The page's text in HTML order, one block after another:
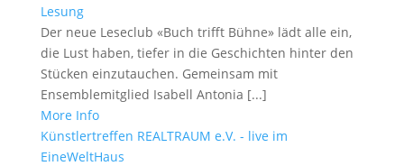
Lesung
Der neue Leseclub «Buch trifft Bühne» lädt alle ein,
die Lust haben, tiefer in die Geschichten hinter den
Stücken einzutauchen. Gemeinsam mit
Ensemblemitglied Isabell Antonia [...]
More Info
Künstlertreffen REALTRAUM e.V. - live im
EineWeltHaus